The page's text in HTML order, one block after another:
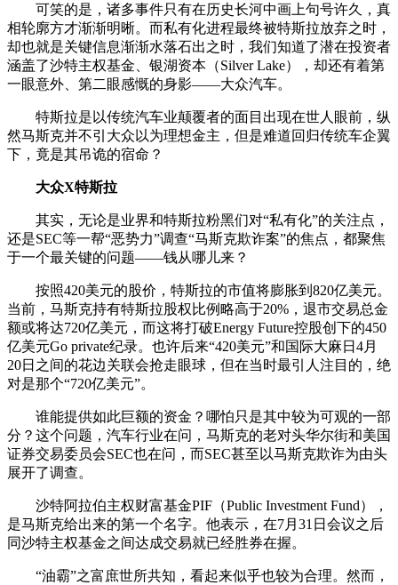
可笑的是，诸多事件只有在历史长河中画上句号许久，真
相轮廓方才渐渐明晰。而私有化进程最终被特斯拉放弃之时，
却也就是关键信息渐渐水落石出之时，我们知道了潜在投资者
涵盖了沙特主权基金、银湖资本（Silver Lake），却还有着第
一眼意外、第二眼感慨的身影——大众汽车。
特斯拉是以传统汽车业颠覆者的面目出现在世人眼前，纵
然马斯克并不引大众以为理想金主，但是难道回归传统车企翼
下，竟是其吊诡的宿命？
大众X特斯拉
其实，无论是业界和特斯拉粉黑们对“私有化”的关注点，
还是SEC等一帮“恶势力”调查“马斯克欺诈案”的焦点，都聚焦
于一个最关键的问题——钱从哪儿来？
按照420美元的股价，特斯拉的市值将膨胀到820亿美元。
当前，马斯克持有特斯拉股权比例略高于20%，退市交易总金
额或将达720亿美元，而这将打破Energy Future控股创下的450
亿美元Go private纪录。也许后来“420美元”和国际大麻日4月
20日之间的花边关联会抢走眼球，但在当时最引人注目的，绝
对是那个“720亿美元”。
谁能提供如此巨额的资金？哪怕只是其中较为可观的一部
分？这个问题，汽车行业在问，马斯克的老对头华尔街和美国
证券交易委员会SEC也在问，而SEC甚至以马斯克欺诈为由头
展开了调查。
沙特阿拉伯主权财富基金PIF（Public Investment Fund），
是马斯克给出来的第一个名字。他表示，在7月31日会议之后
同沙特主权基金之间达成交易就已经胜券在握。
“油霸”之富庶世所共知，看起来似乎也较为合理。然而，